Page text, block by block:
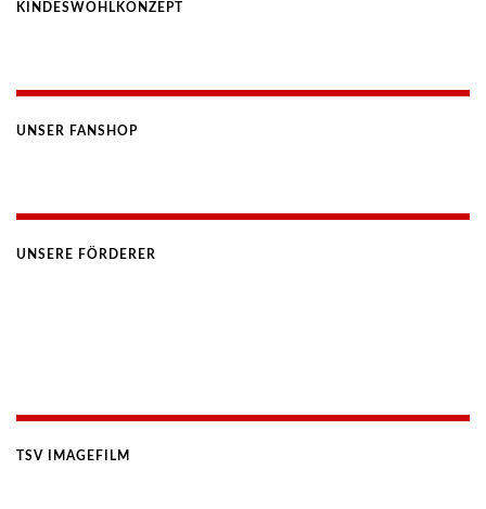
KINDESWOHLKONZEPT
UNSER FANSHOP
UNSERE FÖRDERER
TSV IMAGEFILM